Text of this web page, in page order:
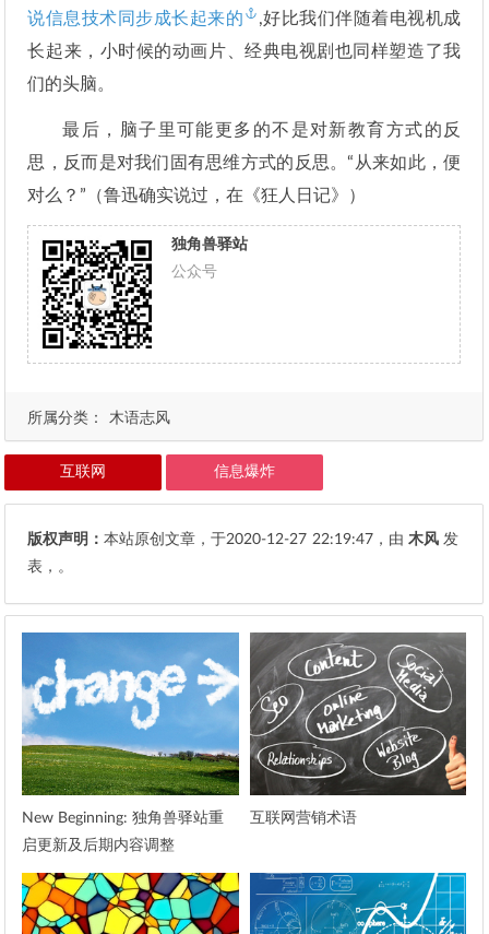
所属分类： 木语志风
说信息技术同步成长起来的
,好比我们伴随着电视机成
长起来，小时候的动画片、经典电视剧也同样塑造了我
们的头脑。
最后，脑子里可能更多的不是对新教育方式的反
思，反而是对我们固有思维方式的反思。“从来如此，便
对么？”（鲁迅确实说过，在《狂人日记》）
独角兽驿站
公众号
互联网 信息爆炸
版权声明：本站原创文章，于2020-12-27 22:19:47 ，由木风 发
表，。
New Beginning: 独角兽驿站重
启更新及后期内容调整
互联网营销术语